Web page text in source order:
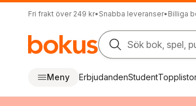
Fri frakt över 249 kr• Snabba leveranser• Billiga
Sök bok, spel,
Meny ErbjudandenStudent